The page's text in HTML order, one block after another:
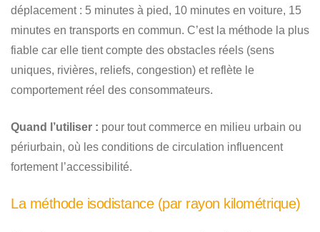
déplacement : 5 minutes à pied, 10 minutes en voiture, 15
minutes en transports en commun. C’est la méthode la plus
fiable car elle tient compte des obstacles réels (sens
uniques, rivières, reliefs, congestion) et reflète le
comportement réel des consommateurs.
Quand l’utiliser : pour tout commerce en milieu urbain ou
périurbain, où les conditions de circulation influencent
fortement l’accessibilité.
La méthode isodistance (par rayon kilométrique)